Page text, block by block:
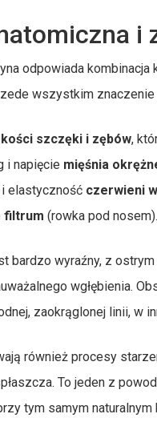
i
odpowiada
wszystkim znaczenie
kości szczęki i zębów,
i napięcie mięśnia
elastyczność czerwieni
filtrum (rowka pod nosem).
bardzo wyraźny, z
wgłębienia.
zaokrąglonej linii, w
również procesy
To jeden z
tym samym naturalnym